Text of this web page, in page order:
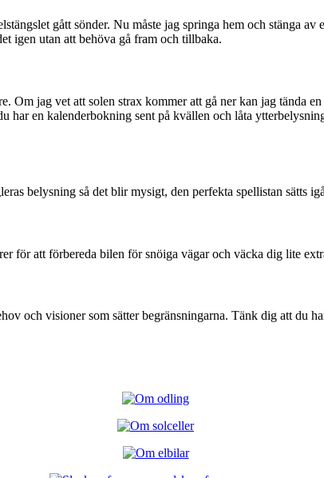
gått sönder. Nu måste jag springa hem och stänga
igen utan att behöva gå fram och tillbaka.
Om jag vet att solen strax kommer att gå ner kan jag tända
har en kalenderbokning sent på kvällen och låta
belysning så det blir mysigt, den perfekta spellistan sätts
för att förbereda bilen för snöiga vägar och väcka dig lite
och visioner som sätter begränsningarna. Tänk dig att du